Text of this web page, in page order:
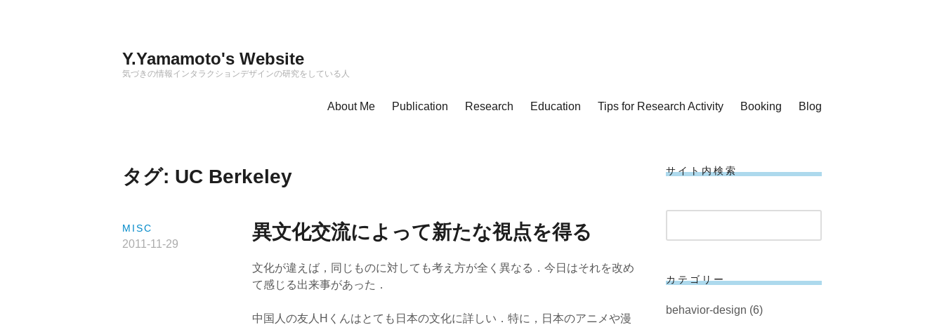
Y.Yamamoto's Website
気づきの情報インタラクションデザインの研究をしている人
About Me Publication Research Education Tips for Research Activity Booking Blog
タグ: UC Berkeley
異文化交流によって新たな視点を得る
MISC
2011-11-29
文化が違えば，同じものに対しても考え方が全く異なる．今日はそれを改め
て感じる出来事があった．
中国人の友人Hくんはとても日本の文化に詳しい．特に，日本のアニメや漫
サイト内検索
カテゴリー
behavior-design (6)